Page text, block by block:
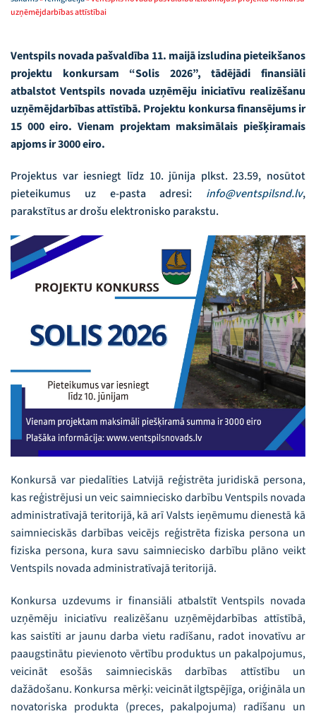
uzņēmējdarbības attīstībai
Ventspils novada pašvaldība 11. maijā izsludina pieteikšanos
projektu konkursam “Solis 2026”, tādējādi finansiāli
atbalstot Ventspils novada uzņēmēju iniciatīvu realizēšanu
uzņēmējdarbības attīstībā. Projektu konkursa finansējums ir
15 000 eiro. Vienam projektam maksimālais piešķiramais
apjoms ir 3000 eiro.
Projektus var iesniegt līdz 10. jūnija plkst. 23.59, nosūtot
pieteikumus uz e-pasta adresi: info@ventspilsnd.lv,
parakstītus ar drošu elektronisko parakstu.
Konkursā var piedalīties Latvijā reģistrēta juridiskā persona,
kas reģistrējusi un veic saimniecisko darbību Ventspils novada
administratīvajā teritorijā, kā arī Valsts ieņēmumu dienestā kā
saimnieciskās darbības veicējs reģistrēta fiziska persona un
fiziska persona, kura savu saimniecisko darbību plāno veikt
Ventspils novada administratīvajā teritorijā.
Konkursa uzdevums ir finansiāli atbalstīt Ventspils novada
uzņēmēju iniciatīvu realizēšanu uzņēmējdarbības attīstībā,
kas saistīti ar jaunu darba vietu radīšanu, radot inovatīvu ar
paaugstinātu pievienoto vērtību produktus un pakalpojumus,
veicināt esošās saimnieciskās darbības attīstību un
dažādošanu. Konkursa mērķi: veicināt ilgtspējīga, oriģināla un
novatoriska produkta (preces, pakalpojuma) radīšanu un